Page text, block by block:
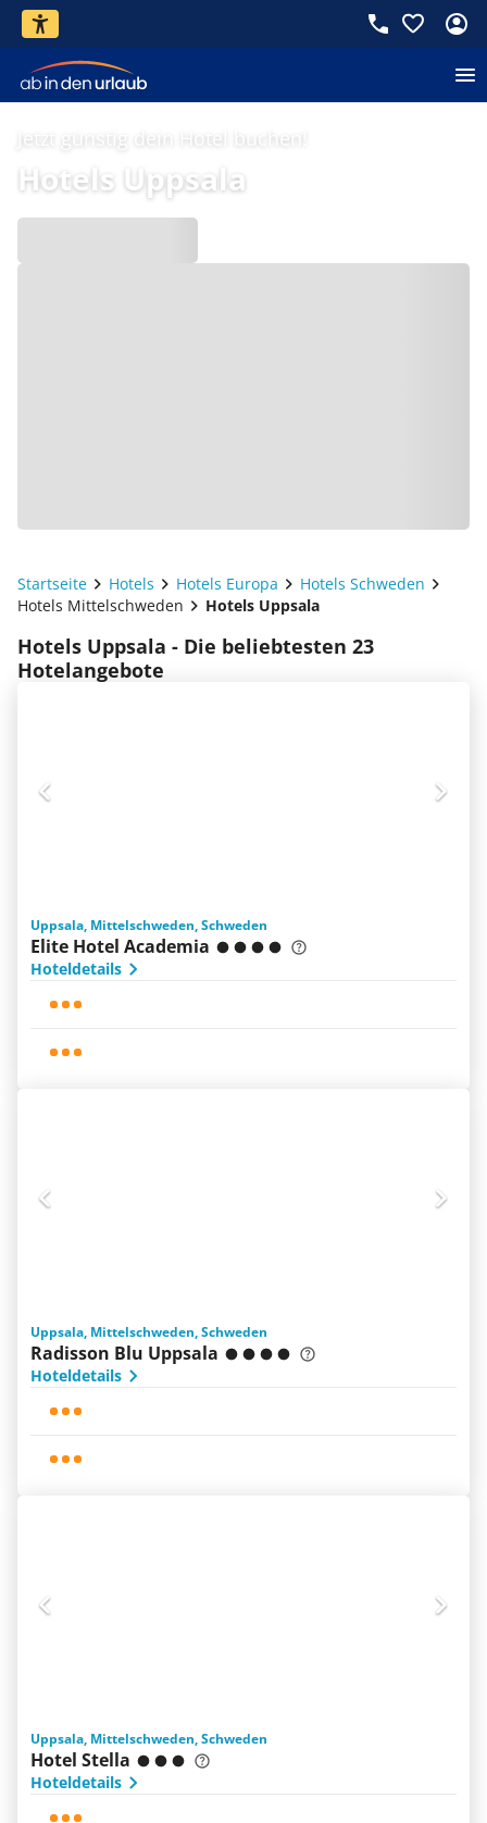
Jetzt günstig dein Hotel buchen!
Hotels Uppsala
Startseite Hotels Hotels Europa
Hotels Schweden
Hotels Mittelschweden
Hotels Uppsala
Hotels Uppsala - Die beliebtesten 23
Hotelangebote
Uppsala, Mittelschweden, Schweden
Elite Hotel Academia
Hoteldetails
Uppsala, Mittelschweden, Schweden
Radisson Blu Uppsala
Hoteldetails
Uppsala, Mittelschweden, Schweden
Hotel Stella
Hoteldetails